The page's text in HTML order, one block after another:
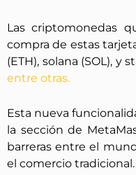
Las criptomonedas
compra de estas
(ETH), solana (SOL), y
entre otras.
Esta nueva
la sección de
barreras entre el
el comercio tradicional.